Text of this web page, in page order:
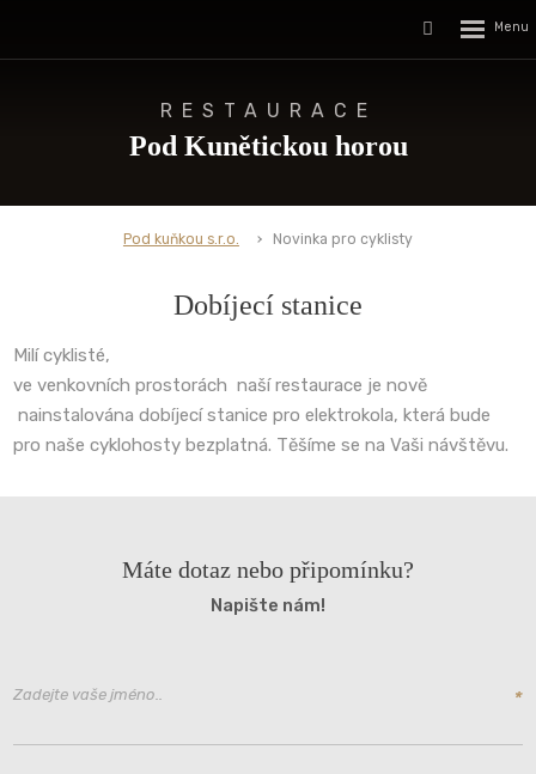
Vyhledávání
menu
RESTAURACE
Pod Kunětickou horou
Pod kuňkou s.r.o. Novinka pro cyklisty
Dobíjecí stanice
Milí cyklisté,
ve venkovních prostorách naší restaurace je nově
nainstalována dobíjecí stanice pro elektrokola, která bude
pro naše cyklohosty bezplatná. Těšíme se na Vaši návštěvu.
Máte dotaz nebo připomínku?
Napište nám!
Zadejte vaše jméno.. *